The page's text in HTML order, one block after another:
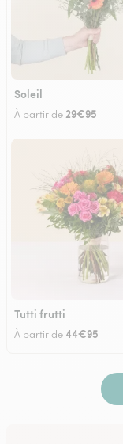
Soleil
À partir de 29€95
Tutti frutti
À partir de44€95